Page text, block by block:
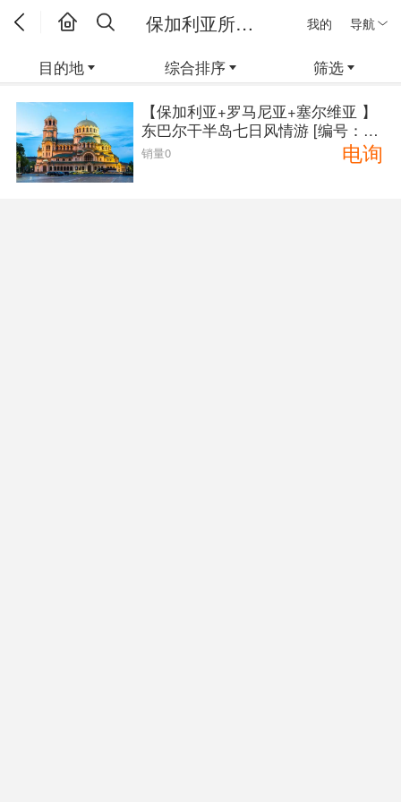
我的 导航
保加利亚所有线路
目的地 综合排序 筛选
【保加利亚+罗马尼亚+塞尔维亚 】
东巴尔干半岛七日风情游 [编号：38
47]
销量0 电询